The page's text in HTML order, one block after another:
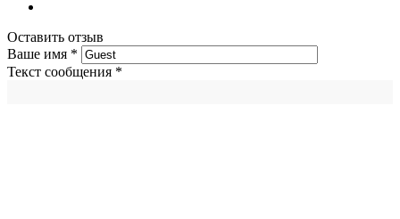
Оставить отзыв
Ваше имя *
Текст сообщения *